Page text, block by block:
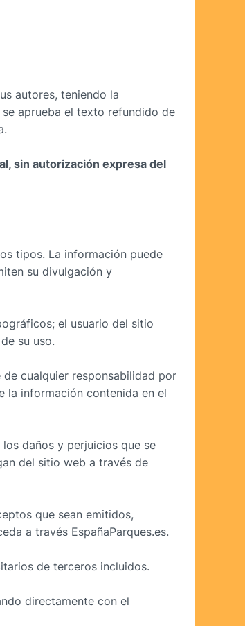
autores, teniendo la
aprueba el texto refundido de
sin autorización expresa del
tipos. La información puede
su divulgación y
el usuario del sitio
su uso.
de cualquier responsabilidad por
la información contenida en el
daños y perjuicios que se
del sitio web a través de
que sean emitidos,
a través EspañaParques.es.
de terceros incluidos.
directamente con el